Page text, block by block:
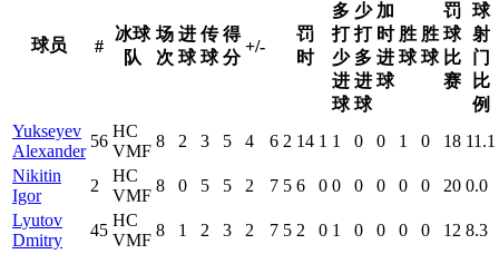
球员 #
冰球
队
场
次
进
球
传
球
得
分
+/-
罚
时
多
打
少
进
球
少
打
多
进
球
加
时
进
球
胜
球
胜
球
罚
球
比
赛
球
射
门
比
例
Yukseyev
Alexander
56
HC
VMF
8 2 3 5 4 6 2 14 1 1 0 0 1 0 18 11.1
Nikitin
Igor
2
HC
VMF
8 0 5 5 2 7 5 6 0 0 0 0 0 0 20 0.0
Lyutov
Dmitry
45
HC
VMF
8 1 2 3 2 7 5 2 0 1 0 0 0 0 12 8.3